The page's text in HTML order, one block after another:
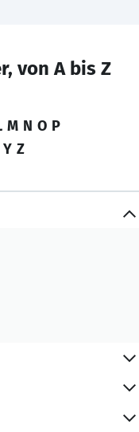
von A bis Z
M N O P
Y Z